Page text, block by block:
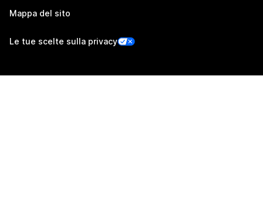
Mappa del sito
Le tue scelte sulla privacy